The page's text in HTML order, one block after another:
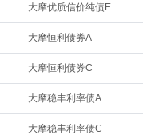
大摩优质信价纯债E
大摩恒利债券A
大摩恒利债券C
大摩稳丰利率债A
大摩稳丰利率债C